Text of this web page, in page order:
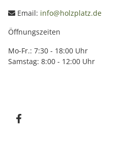
Email: info@holzplatz.de
Öffnungszeiten
Mo-Fr.: 7:30 - 18:00 Uhr
Samstag: 8:00 - 12:00 Uhr